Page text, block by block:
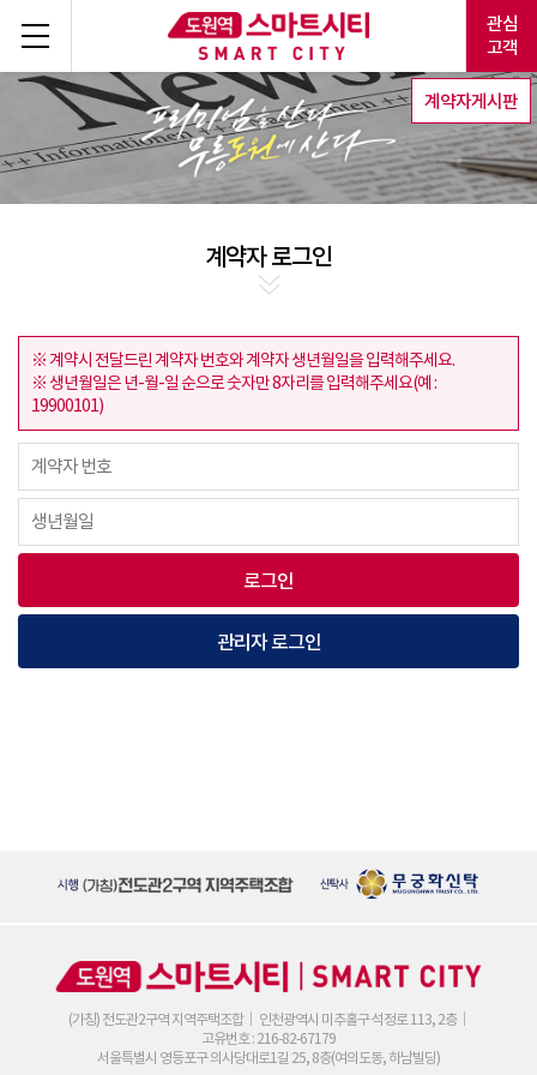
계약자게시판
관심
고객
계약자 로그인
※ 계약시 전달드린 계약자 번호와 계약자 생년월일을 입력해주세요.
※ 생년월일은 년-월-일 순으로 숫자만 8자리를 입력해주세요(예 :
19900101)
로그인
관리자 로그인
(가칭) 전도관2구역 지역주택조합
인천광역시 미추홀구 석정로 113, 2층
고유번호 : 216-82-67179
서울특별시 영등포구 의사당대로1길 25, 8층(여의도동, 하남빌딩)